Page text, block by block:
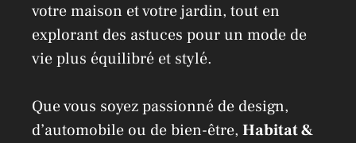
votre maison et votre jardin, tout en
explorant des astuces pour un mode de
vie plus équilibré et stylé.
Que vous soyez passionné de design,
d’automobile ou de bien-être, Habitat &